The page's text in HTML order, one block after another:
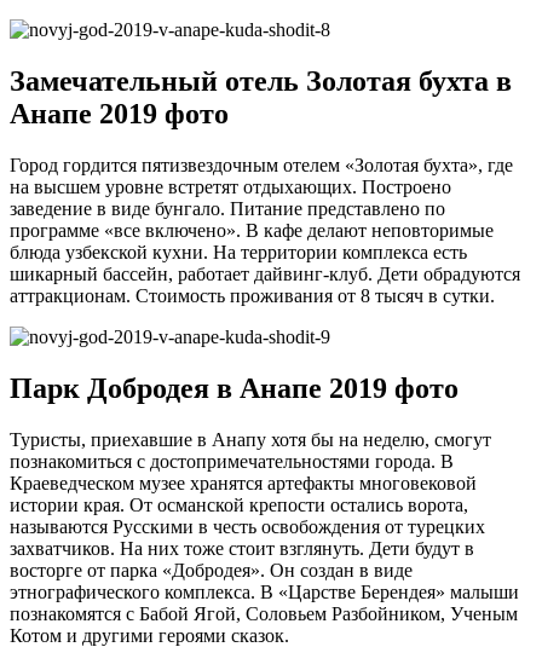
Замечательный отель Золотая бухта в
Анапе 2019 фото
Город гордится пятизвездочным отелем «Золотая бухта», где
на высшем уровне встретят отдыхающих. Построено
заведение в виде бунгало. Питание представлено по
программе «все включено». В кафе делают неповторимые
блюда узбекской кухни. На территории комплекса есть
шикарный бассейн, работает дайвинг-клуб. Дети обрадуются
аттракционам. Стоимость проживания от 8 тысяч в сутки.
Парк Добродея в Анапе 2019 фото
Туристы, приехавшие в Анапу хотя бы на неделю, смогут
познакомиться с достопримечательностями города. В
Краеведческом музее хранятся артефакты многовековой
истории края. От османской крепости остались ворота,
называются Русскими в честь освобождения от турецких
захватчиков. На них тоже стоит взглянуть. Дети будут в
восторге от парка «Добродея». Он создан в виде
этнографического комплекса. В «Царстве Берендея» малыши
познакомятся с Бабой Ягой, Соловьем Разбойником, Ученым
Котом и другими героями сказок.